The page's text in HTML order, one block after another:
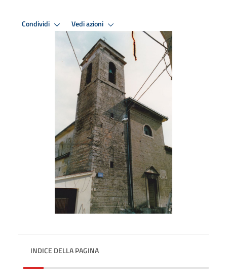
Condividi Vedi azioni
INDICE DELLA PAGINA